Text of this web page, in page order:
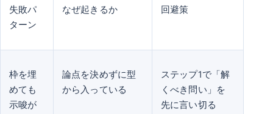
失敗パ
ターン
なぜ起きるか 回避策
枠を埋
めても
示唆が
論点を決めずに型
から入っている
ステップ1で「解
くべき問い」を
先に言い切る